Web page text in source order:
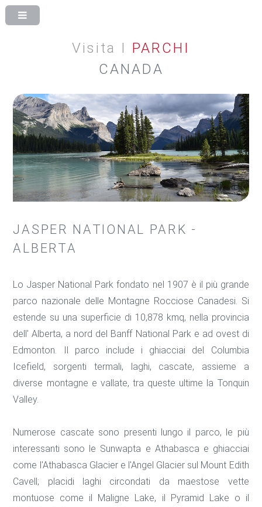
Visita I PARCHI
CANADA
JASPER NATIONAL PARK -
ALBERTA
Lo Jasper National Park fondato nel 1907 è il più grande
parco nazionale delle Montagne Rocciose Canadesi. Si
estende su una superficie di 10,878 kmq, nella provincia
dell' Alberta, a nord del Banff National Park e ad ovest di
Edmonton. Il parco include i ghiacciai del Columbia
Icefield, sorgenti termali, laghi, cascate, assieme a
diverse montagne e vallate, tra queste ultime la Tonquin
Valley.
Numerose cascate sono presenti lungo il parco, le più
interessanti sono le Sunwapta e Athabasca e ghiacciai
come l'Athabasca Glacier e l'Angel Glacier sul Mount Edith
Cavell; placidi laghi circondati da maestose vette
montuose come il Maligne Lake, il Pyramid Lake o il